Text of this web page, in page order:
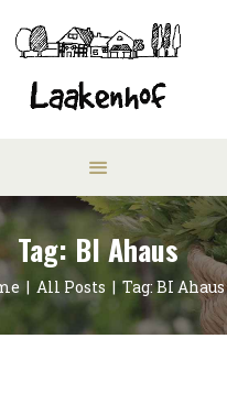
Tag: BI Ahaus
All Posts Tag: BI Ahaus